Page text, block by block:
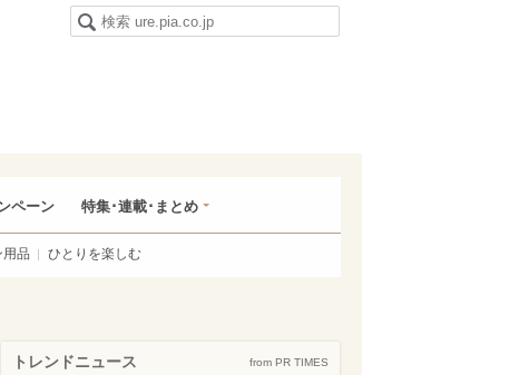
ペーン 特集･連載･まとめ
用品 ひとりを楽しむ
トレンドニュース from PR TIMES